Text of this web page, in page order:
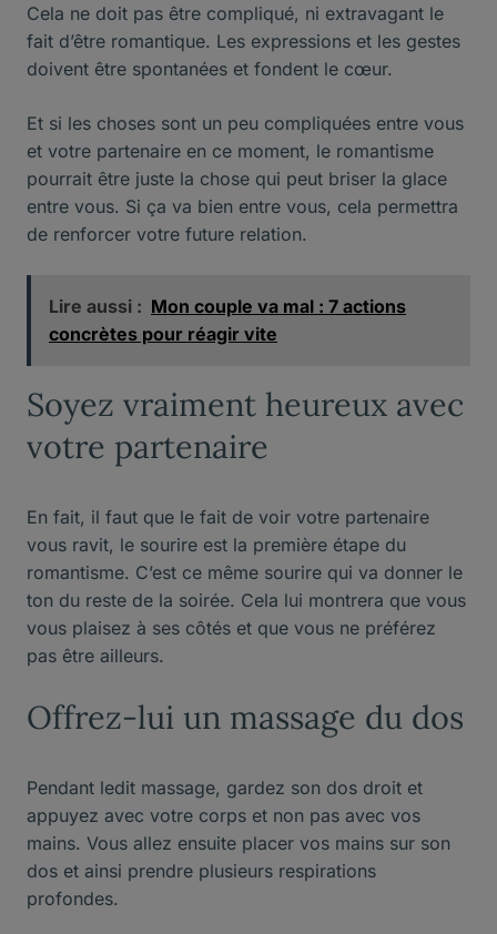
Cela ne doit pas être compliqué, ni extravagant le
fait d’être romantique. Les expressions et les gestes
doivent être spontanées et fondent le cœur.
Et si les choses sont un peu compliquées entre vous
et votre partenaire en ce moment, le romantisme
pourrait être juste la chose qui peut briser la glace
entre vous. Si ça va bien entre vous, cela permettra
de renforcer votre future relation.
Lire aussi : Mon couple va mal : 7 actions
concrètes pour réagir vite
Soyez vraiment heureux avec
votre partenaire
En fait, il faut que le fait de voir votre partenaire
vous ravit, le sourire est la première étape du
romantisme. C’est ce même sourire qui va donner le
ton du reste de la soirée. Cela lui montrera que vous
vous plaisez à ses côtés et que vous ne préférez
pas être ailleurs.
Offrez-lui un massage du dos
Pendant ledit massage, gardez son dos droit et
appuyez avec votre corps et non pas avec vos
mains. Vous allez ensuite placer vos mains sur son
dos et ainsi prendre plusieurs respirations
profondes.